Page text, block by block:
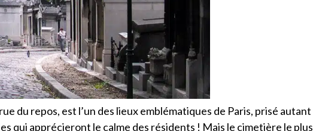
du repos, est l’un des lieux emblématiques de Paris, prisé
qui apprécieront le calme des résidents ! Mais le cimetière le